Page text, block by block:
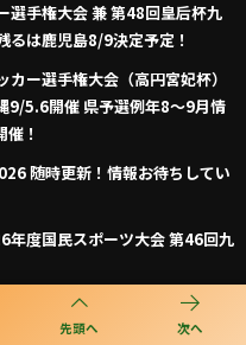
先頭へ 次へ
選手権大会 兼 第48回皇后杯九
は鹿児島8/9決定予定！
ー選手権大会（高円宮妃杯）
9/5.6開催 県予選例年8～9月情
！
随時更新！情報お待ちしてい
年度国民スポーツ大会 第46回九